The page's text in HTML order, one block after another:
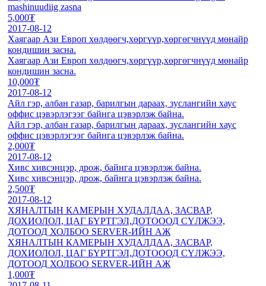
mashinuudiig zasna
5,000₮
2017-08-12
Хаягаар Ази Европ хөлдөөгч,хөргүүр,хөргөгчнүүд мөнайр
кондишин засна.
Хаягаар Ази Европ хөлдөөгч,хөргүүр,хөргөгчнүүд мөнайр
кондишин засна.
10,000₮
2017-08-12
Айл гэр, албан газар, барилгын дараах, зуслангийн хаус
оффис цэвэрлэгээг байнга цэвэрлэж байна.
Айл гэр, албан газар, барилгын дараах, зуслангийн хаус
оффис цэвэрлэгээг байнга цэвэрлэж байна.
2,000₮
2017-08-12
Хивс хивсэнцэр, дрож, байнга цэвэрлэж байна.
Хивс хивсэнцэр, дрож, байнга цэвэрлэж байна.
2,500₮
2017-08-12
ХЯНАЛТЫН КАМЕРЫН ХУДАЛДАА, ЗАСВАР,
ДОХИОЛОЛ, ЦАГ БҮРТГЭЛ,ДОТОООД СҮЛЖЭЭ,
ДОТООД ХОЛБОО SERVER-ИЙН АЖ
ХЯНАЛТЫН КАМЕРЫН ХУДАЛДАА, ЗАСВАР,
ДОХИОЛОЛ, ЦАГ БҮРТГЭЛ,ДОТОООД СҮЛЖЭЭ,
ДОТООД ХОЛБОО SERVER-ИЙН АЖ
1,000₮